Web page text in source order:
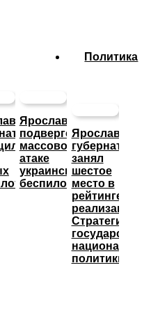
Ярославль
подвергся
массовой
атаке
украинских
беспилотников
Политика
Ярославский
губернатор
занял
шестое
место в
рейтинге
реализации
Стратегии
национальной
политики